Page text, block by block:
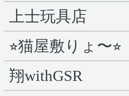
上士玩具店
⭐︎猫屋敷りょ〜⭐︎
翔withGSR